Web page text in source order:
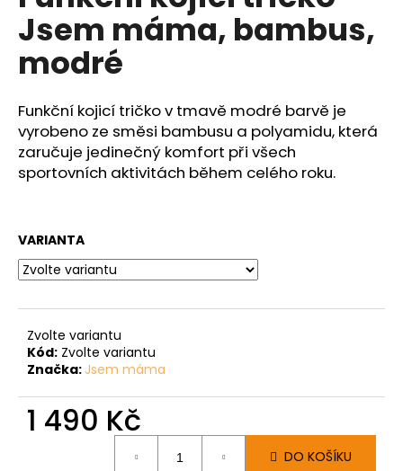
0,0
z
5
hvězdiček.
Jsem máma, bambus,
modré
Funkční kojicí tričko v tmavě modré barvě je
vyrobeno ze směsi bambusu a polyamidu, která
zaručuje jedinečný komfort při všech
sportovních aktivitách během celého roku.
VARIANTA
Zvolte variantu
Kód: Zvolte variantu
Značka: Jsem máma
1 490 Kč
DO KOŠÍKU
u
j
e
m
e